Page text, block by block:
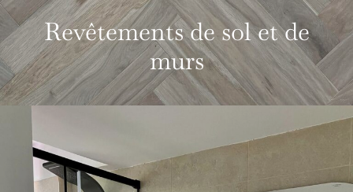
Revêtements de sol et de
murs